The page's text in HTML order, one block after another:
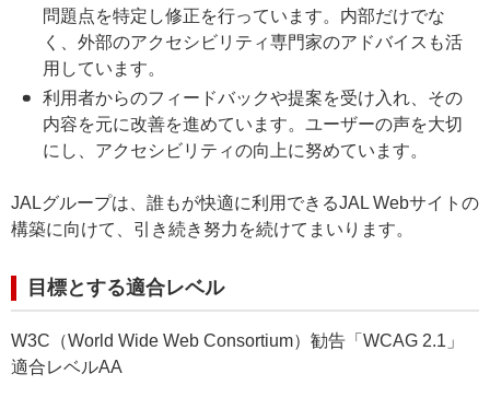
問題点を特定し修正を行っています。内部だけでな
く、外部のアクセシビリティ専門家のアドバイスも活
用しています。
利用者からのフィードバックや提案を受け入れ、その
内容を元に改善を進めています。ユーザーの声を大切
にし、アクセシビリティの向上に努めています。
JALグループは、誰もが快適に利用できるJAL Webサイトの
構築に向けて、引き続き努力を続けてまいります。
目標とする適合レベル
W3C（World Wide Web Consortium）勧告「WCAG 2.1」
適合レベルAA